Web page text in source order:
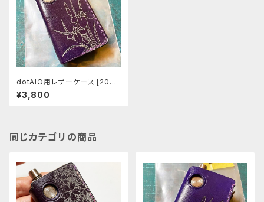
dotAIO用レザーケース [204-
dk]
¥3,800
同じカテゴリの商品